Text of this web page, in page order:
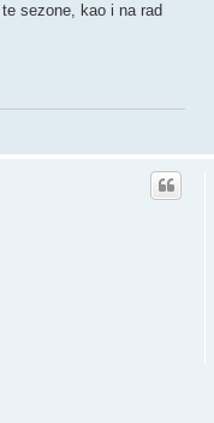
sezone, kao i na rad